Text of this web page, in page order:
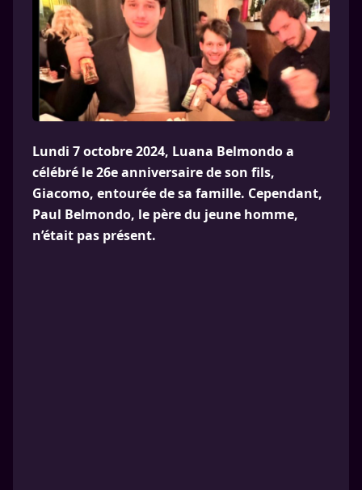
Lundi 7 octobre 2024, Luana Belmondo a
célébré le 26e anniversaire de son fils,
Giacomo, entourée de sa famille. Cependant,
Paul Belmondo, le père du jeune homme,
n’était pas présent.